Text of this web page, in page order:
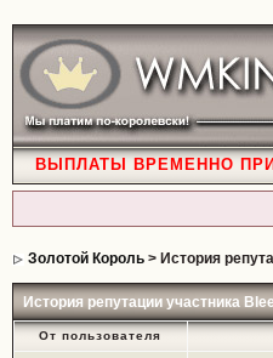
ВЫПЛАТЫ ВРЕМЕННО
Золотой Король> История
История репутации участника
От пользователя